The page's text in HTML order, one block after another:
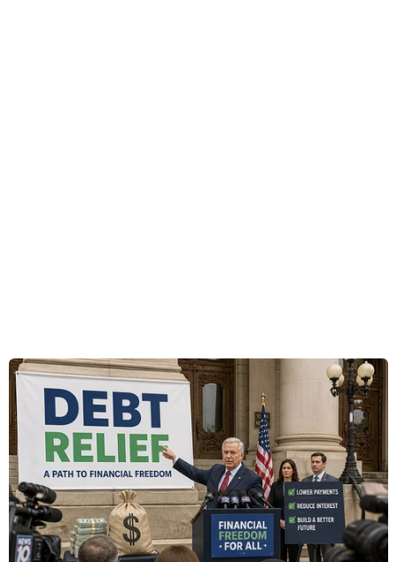
truyền nhiễm]
Nếu không được phòng bệnh kịp thời, mỗi ngày
có hàng nghìn trẻ em bị tử vong do tiêu chảy.
Việt Nam cũng là một trong nhiều nước đang
phát triển chịu tổn thất lớn do bệnh tiêu chảy
gây ra.
Theo Tổ chức Y tế thế giới (WHO), trong những